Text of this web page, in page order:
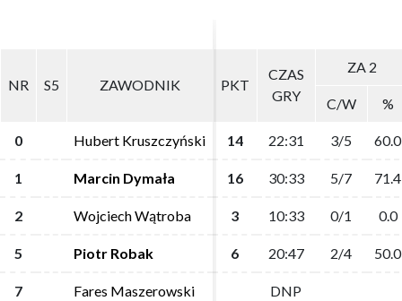
NR S5 ZAWODNIK PKT
CZAS
GRY
ZA 2
C/W %
0 Hubert Kruszczyński 14 22:31 3/5 60.0
1 Marcin Dymała 16 30:33 5/7 71.4
2 Wojciech Wątroba 3 10:33 0/1 0.0
5 Piotr Robak 6 20:47 2/4 50.0
7 Fares Maszerowski DNP
NR S5 ZAWODNIK PKT
CZAS
GRY
ZA 2
C/W %
0 Hubert Kruszczyński 14 22:31 3/5 60.0
1 Marcin Dymała 16 30:33 5/7 71.4
2 Wojciech Wątroba 3 10:33 0/1 0.0
5 Piotr Robak 6 20:47 2/4 50.0
7 Fares Maszerowski DNP